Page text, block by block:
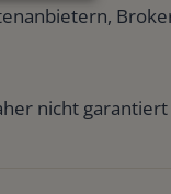
nicht